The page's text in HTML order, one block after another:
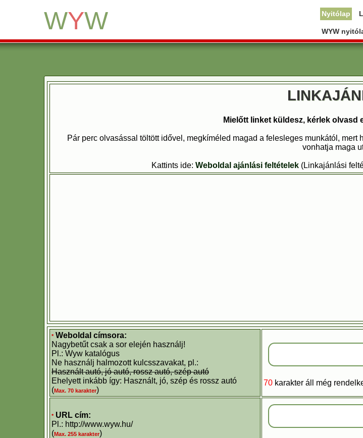
WYW Nyitólap
WYW
Mielőtt linket küldesz, kérlek olvasd
Pár perc olvasással töltött idővel, megkíméled magad a felesleges munkától,
vonhatja maga
Kattints ide: Weboldal ajánlási feltételek(Linkajánlási
* Weboldal címsora:
Nagybetűt csak a sor elején használj!
Pl.: Wyw katalógus
Ne használj halmozott kulcsszavakat, pl.:
Használt autó, jó autó, rossz autó, szép autó
Ehelyett inkább így: Használt, jó, szép és rossz autó
(Max. 70 karakter)
70 karakter áll még
* URL cím:
Pl.: http://www.wyw.hu/
(Max. 255 karakter)